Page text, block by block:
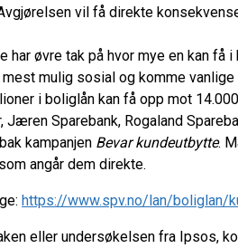
vil få direkte
har øvre tak på hvor mye en kan få
mulig sosial og komme vanlige
i boliglån kan få opp mot
Jæren Sparebank, Rogaland
kampanjen Bevar kundeutbytte.
angår dem direkte.
https://www.spv.no/lan/boliglan/
eller undersøkelsen fra Ipsos,